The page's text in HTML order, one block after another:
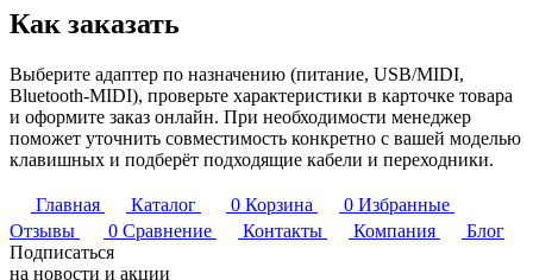
Как заказать
Выберите адаптер по назначению (питание, USB/MIDI,
Bluetooth-MIDI), проверьте характеристики в карточке товара
и оформите заказ онлайн. При необходимости менеджер
поможет уточнить совместимость конкретно с вашей моделью
клавишных и подберёт подходящие кабели и переходники.
Главная Каталог 0 Корзина 0 Избранные
Отзывы
0 Сравнение Контакты Компания
Блог
Подписаться
на новости и акции